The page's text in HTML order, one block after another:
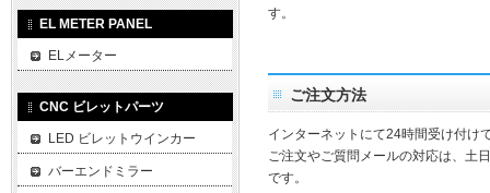
す。
ご注文方法
インターネットにて24時間受け付け
ご注文やご質問メールの対応は、土
です。
EL METER PANEL
ELメーター
CNC ビレットパーツ
LED ビレットウインカー
バーエンドミラー